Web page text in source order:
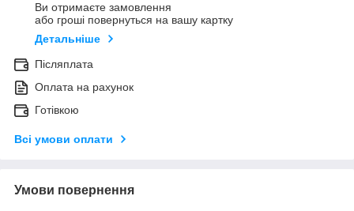
Ви отримаєте замовлення
або гроші повернуться на вашу картку
Детальніше
Післяплата
Оплата на рахунок
Готівкою
Всі умови оплати
Умови повернення